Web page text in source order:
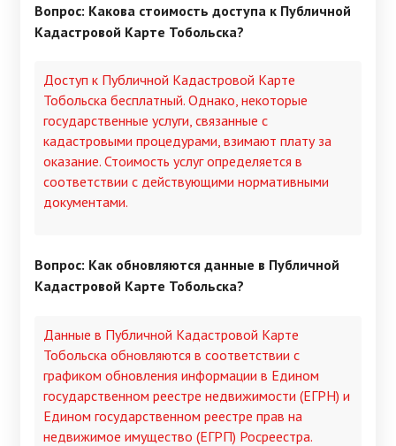
Вопрос: Какова стоимость доступа к Публичной
Кадастровой Карте Тобольска?
Доступ к Публичной Кадастровой Карте
Тобольска бесплатный. Однако, некоторые
государственные услуги, связанные с
кадастровыми процедурами, взимают плату за
оказание. Стоимость услуг определяется в
соответствии с действующими нормативными
документами.
Вопрос: Как обновляются данные в Публичной
Кадастровой Карте Тобольска?
Данные в Публичной Кадастровой Карте
Тобольска обновляются в соответствии с
графиком обновления информации в Едином
государственном реестре недвижимости (ЕГРН) и
Едином государственном реестре прав на
недвижимое имущество (ЕГРП) Росреестра.